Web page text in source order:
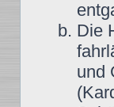
Die
und